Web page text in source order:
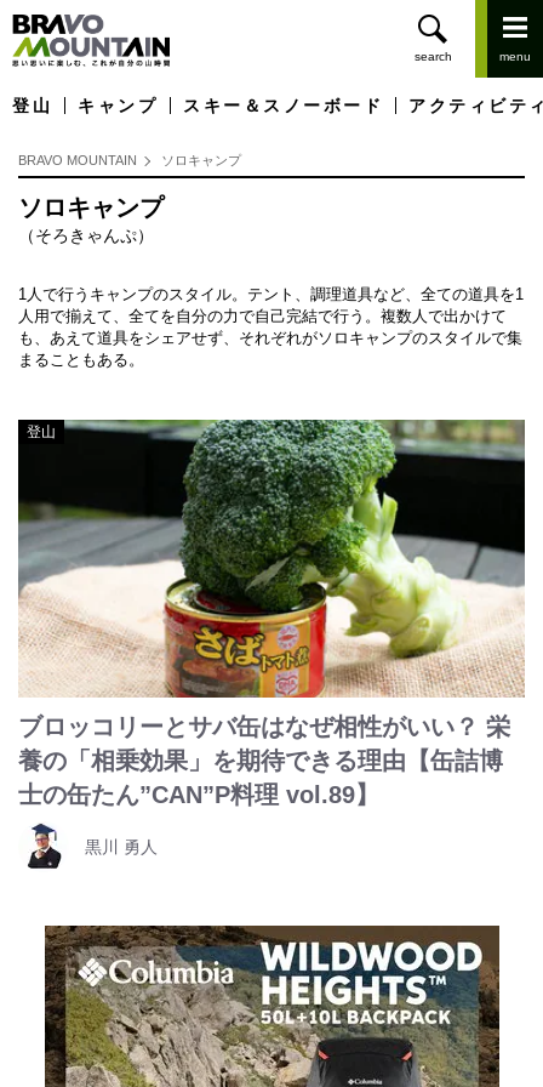
登山 キャンプ スキー＆スノーボード アクティビテ
BRAVO MOUNTAIN ソロキャンプ
ソロキャンプ
（そろきゃんぷ）
1人で行うキャンプのスタイル。テント、調理道具など、全ての道具を1
人用で揃えて、全てを自分の力で自己完結で行う。複数人で出かけて
も、あえて道具をシェアせず、それぞれがソロキャンプのスタイルで集
まることもある。
登山
ブロッコリーとサバ缶はなぜ相性がいい？ 栄
養の「相乗効果」を期待できる理由【缶詰博
士の缶たん”CAN”P料理 vol.89】
黒川 勇人